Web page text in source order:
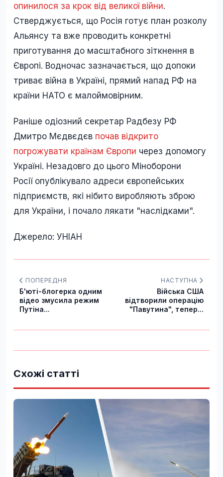
опинилося за крок від великої війни.
Стверджується, що Росія готує план розколу
Альянсу та вже проводить конкретні
приготування до масштабного зіткнення в
Європі. Водночас зазначається, що допоки
триває війна в Україні, прямий напад РФ на
країни НАТО є малоймовірним.
Раніше одіозний секретар Радбезу РФ
Дмитро Мєдвєдєв почав відкрито
погрожувати країнам Європи через допомогу
Україні. Незадовго до цього Міноборони
Росії опублікувало адреси європейських
підприємств, які нібито виробляють зброю
для України, і почало лякати "наслідками".
Джерело: УНІАН
ПОПЕРЕДНЯ
Б'юті-блогерка одним
відео змусила режим
Путіна...
НАСТУПНА
Війська США
відтворили операцію
"Павутина", тепер...
Схожі статті